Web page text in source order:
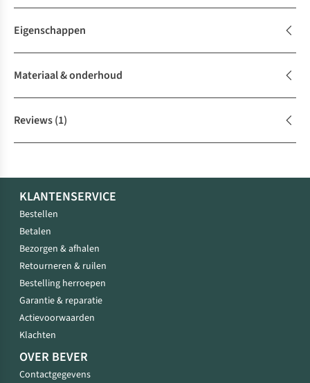
Eigenschappen
Materiaal & onderhoud
Reviews(1)
KLANTENSERVICE
Bestellen
Betalen
Bezorgen & afhalen
Retourneren & ruilen
Bestelling herroepen
Garantie & reparatie
Actievoorwaarden
Klachten
OVER BEVER
Contactgegevens